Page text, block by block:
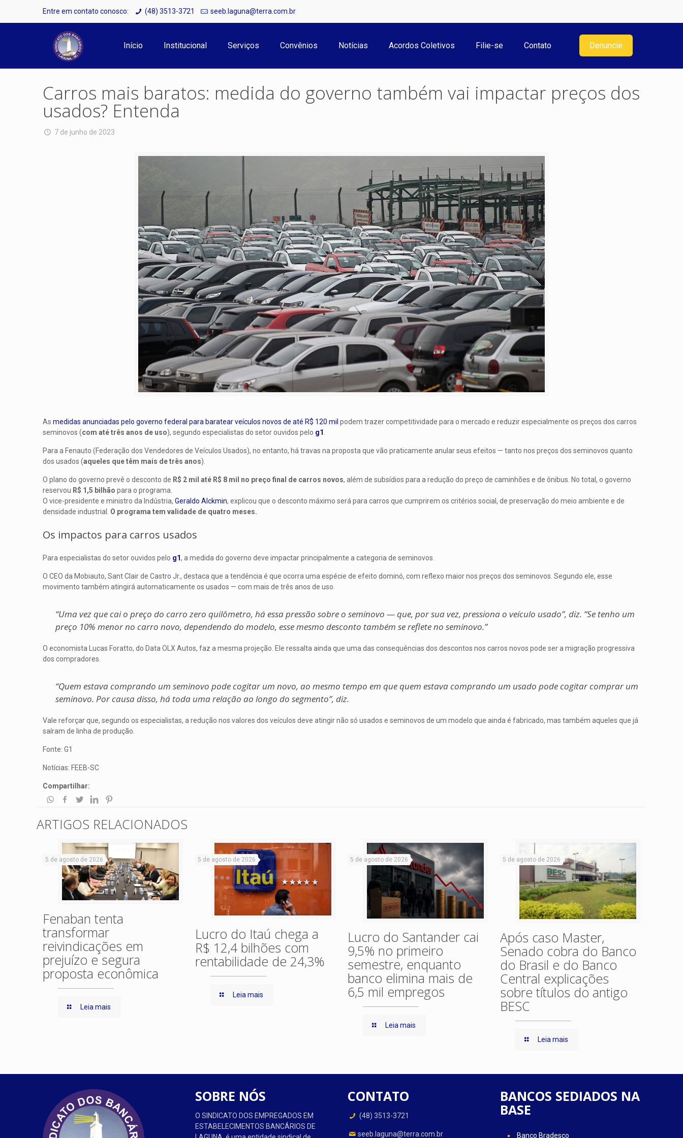
Entre em contato conosco: (48) 3513-3721 seeb.laguna@terra.com.br
Início Institucional Serviços Convênios Notícias Acordos Coletivos Filie-se Contato Denuncie
Carros mais baratos: medida do governo também vai impactar preços dos
usados? Entenda
7 de junho de 2023
As medidas anunciadas pelo governo federal para baratear veículos novos de até R$ 120 mil podem trazer competitividade para o mercado e reduzir especialmente os preços dos carros
seminovos (com até três anos de uso), segundo especialistas do setor ouvidos pelo g1
Para a Fenauto (Federação dos Vendedores de Veículos Usados), no entanto, há travas na proposta que vão praticamente anular seus efeitos — tanto nos preços dos seminovos quanto
dos usados (aqueles que têm mais de três anos).
O plano do governo prevê o desconto de R$ 2 mil até R$ 8 mil no preço final de carros novos, além de subsídios para a redução do preço de caminhões e de ônibus. No total, o governo
reservou R$ 1,5 bilhão para o programa.
O vice-presidente e ministro da Indústria, Geraldo Alckmin, explicou que o desconto máximo será para carros que cumprirem os critérios social, de preservação do meio ambiente e de
densidade industrial. O programa tem validade de quatro meses.
Os impactos para carros usados
Para especialistas do setor ouvidos pelo g1, a medida do governo deve impactar principalmente a categoria de seminovos.
O CEO da Mobiauto, Sant Clair de Castro Jr., destaca que a tendência é que ocorra uma espécie de efeito dominó, com reflexo maior nos preços dos seminovos. Segundo ele, esse
movimento também atingirá automaticamente os usados — com mais de três anos de uso.
“Uma vez que cai o preço do carro zero quilômetro, há essa pressão sobre o seminovo — que, por sua vez, pressiona o veículo usado”, diz. “Se tenho um
preço 10% menor no carro novo, dependendo do modelo, esse mesmo desconto também se reflete no seminovo.”
O economista Lucas Foratto, do Data OLX Autos, faz a mesma projeção. Ele ressalta ainda que uma das consequências dos descontos nos carros novos pode ser a migração progressiva
dos compradores.
“Quem estava comprando um seminovo pode cogitar um novo, ao mesmo tempo em que quem estava comprando um usado pode cogitar comprar um
seminovo. Por causa disso, há toda uma relação ao longo do segmento”, diz.
Vale reforçar que, segundo os especialistas, a redução nos valores dos veículos deve atingir não só usados e seminovos de um modelo que ainda é fabricado, mas também aqueles que já
saíram de linha de produção.
Fonte: G1
Notícias: FEEB-SC
Compartilhar:
ARTIGOS RELACIONADOS
5 de agosto de 2026
Fenaban tenta
transformar
reivindicações em
prejuízo e segura
proposta econômica
Leia mais
5 de agosto de 2026
Lucro do Itaú chega a
R$ 12,4 bilhões com
rentabilidade de 24,3%
Leia mais
5 de agosto de 2026
Lucro do Santander cai
9,5% no primeiro
semestre, enquanto
banco elimina mais de
6,5 mil empregos
Leia mais
5 de agosto de 2026
Após caso Master,
Senado cobra do Banco
do Brasil e do Banco
Central explicações
sobre títulos do antigo
BESC
Leia mais
SOBRE NÓS
O SINDICATO DOS EMPREGADOS EM
ESTABELECIMENTOS BANCÁRIOS DE
CONTATO
(48) 3513-3721
seeb.laguna@terra.com.br
BANCOS SEDIADOS NA
BASE
Banco Bradesco